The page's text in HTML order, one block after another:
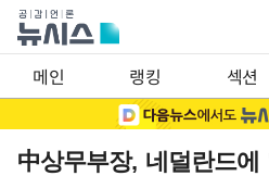
메인 랭킹 섹션
中상무부장, 네덜란드